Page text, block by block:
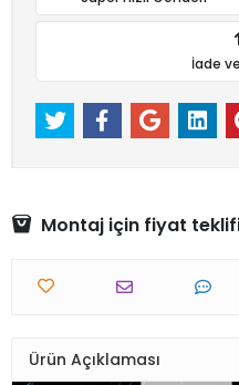
İade
Montaj için fiyat
Ürün Açıklaması